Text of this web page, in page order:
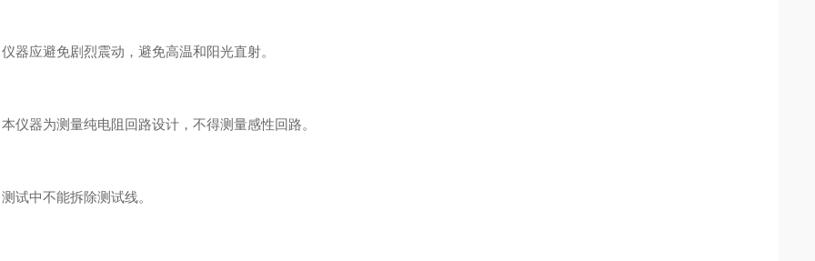
应避免剧烈震动，避免高温和阳光直射。
器为测量纯电阻回路设计，不得测量感性回路。
中不能拆除测试线。